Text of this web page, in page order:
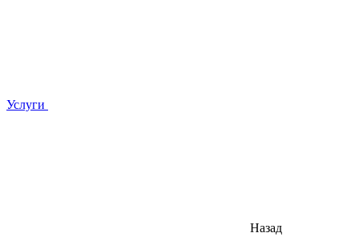
Услуги
Назад